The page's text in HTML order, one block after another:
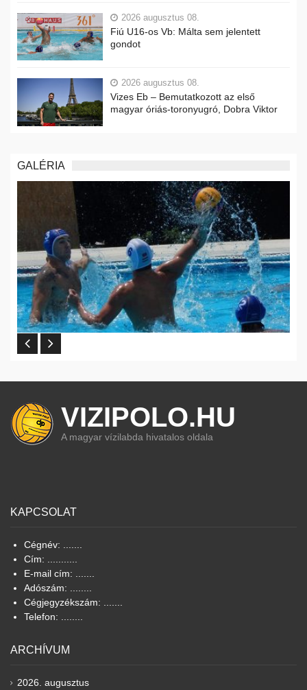
2026 augusztus 08.
Fiú U16-os Vb: Málta sem jelentett
gondot
2026 augusztus 08.
Vizes Eb – Bemutatkozott az első
magyar óriás-toronyugró, Dobra Viktor
GALÉRIA
VIZIPOLO.HU
A magyar vízilabda hivatalos oldala
KAPCSOLAT
Cégnév: .......
Cím: ...........
E-mail cím: .......
Adószám: ........
Cégjegyzékszám: .......
Telefon: ........
ARCHÍVUM
2026. augusztus